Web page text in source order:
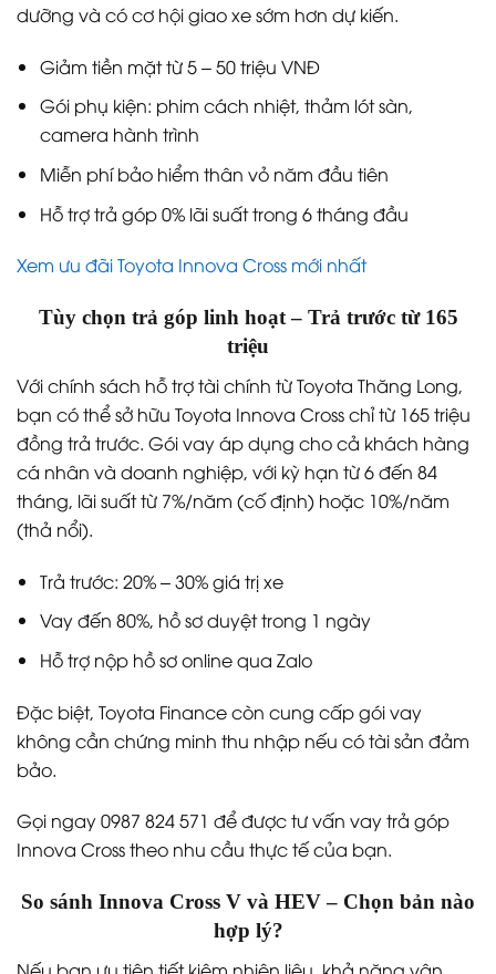
dưỡng và có cơ hội giao xe sớm hơn dự kiến.
Giảm tiền mặt từ 5 – 50 triệu VNĐ
Gói phụ kiện: phim cách nhiệt, thảm lót sàn,
camera hành trình
Miễn phí bảo hiểm thân vỏ năm đầu tiên
Hỗ trợ trả góp 0% lãi suất trong 6 tháng đầu
Xem ưu đãi Toyota Innova Cross mới nhất
Tùy chọn trả góp linh hoạt – Trả trước từ 165
triệu
Với chính sách hỗ trợ tài chính từ Toyota Thăng Long,
bạn có thể sở hữu Toyota Innova Cross chỉ từ 165 triệu
đồng trả trước. Gói vay áp dụng cho cả khách hàng
cá nhân và doanh nghiệp, với kỳ hạn từ 6 đến 84
tháng, lãi suất từ 7%/năm (cố định) hoặc 10%/năm
(thả nổi).
Trả trước: 20% – 30% giá trị xe
Vay đến 80%, hồ sơ duyệt trong 1 ngày
Hỗ trợ nộp hồ sơ online qua Zalo
Đặc biệt, Toyota Finance còn cung cấp gói vay
không cần chứng minh thu nhập nếu có tài sản đảm
bảo.
Gọi ngay 0987 824 571 để được tư vấn vay trả góp
Innova Cross theo nhu cầu thực tế của bạn.
So sánh Innova Cross V và HEV – Chọn bản nào
hợp lý?